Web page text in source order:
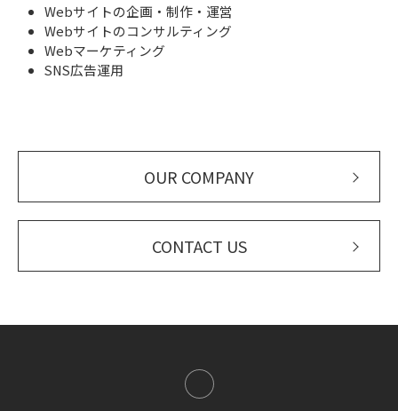
Webサイトの企画・制作・運営
Webサイトのコンサルティング
Webマーケティング
SNS広告運用
OUR COMPANY
CONTACT US